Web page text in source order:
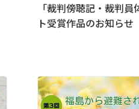
「裁判傍聴記・裁判
ト受賞作品のお知らせ